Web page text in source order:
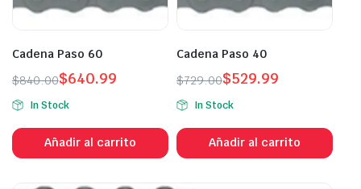
Cadena Paso 60
$840.00$640.99
In Stock
Añadir al carrito
Cadena Paso 40
$729.00$529.99
In Stock
Añadir al carrito